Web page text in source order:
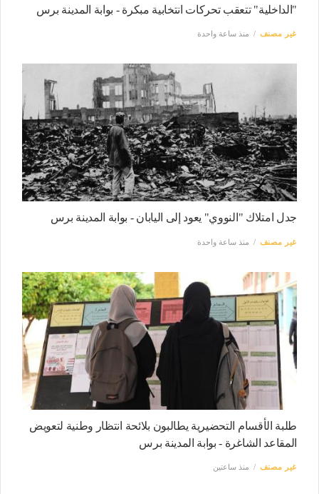
"الداخلية" تتعقب تحركات انتخابية مبكرة - بوابة المدينة برس
غير مصنف منذ ساعة واحدة
جدل امتلاك "النووي" يعود إلى اليابان - بوابة المدينة برس
غير مصنف منذ ساعة واحدة
طلبة الأقسام التحضيرية يطالبون بلائحة انتظار وطنية لتعويض
المقاعد الشاغرة - بوابة المدينة برس
غير مصنف منذ ساعتين